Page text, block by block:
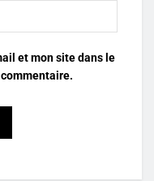
et mon site dans le